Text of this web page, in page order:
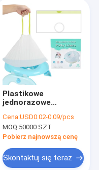
Plastikowe
jednorazowe
do toalety dla
krzeseł do toalety
Logo dostosowane
Cena:USD0.02-0.09/pcs
MOQ:50000 SZT
Pobierz najnowszą cenę
Skontaktuj się teraz